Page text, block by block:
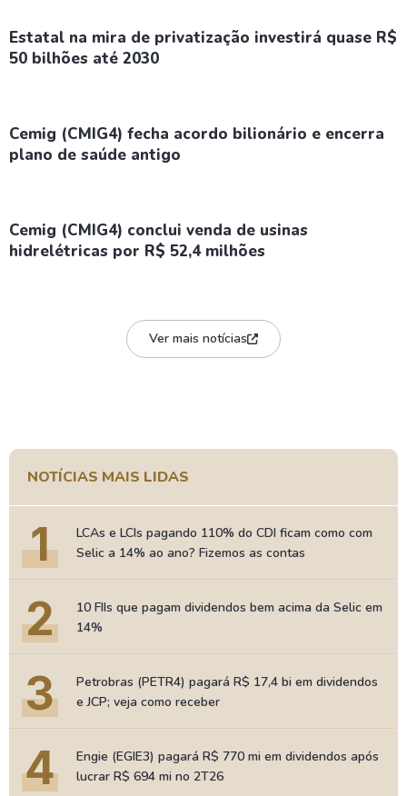
Estatal na mira de privatização investirá quase R$
50 bilhões até 2030
Cemig (CMIG4) fecha acordo bilionário e encerra
plano de saúde antigo
Cemig (CMIG4) conclui venda de usinas
hidrelétricas por R$ 52,4 milhões
Ver mais notícias
NOTÍCIAS MAIS LIDAS
1
LCAs e LCIs pagando 110% do CDI ficam como com
Selic a 14% ao ano? Fizemos as contas
2
10 FIIs que pagam dividendos bem acima da Selic em
14%
3
Petrobras (PETR4) pagará R$ 17,4 bi em dividendos
e JCP; veja como receber
4
Engie (EGIE3) pagará R$ 770 mi em dividendos após
lucrar R$ 694 mi no 2T26